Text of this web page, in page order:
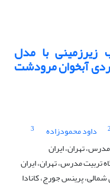
با مدل
آبخوان مرودشت
2 داود محمودزاده
3
تهران، ایران
تربیت مدرس، تهران، ایران
پرینس جورج، کانادا